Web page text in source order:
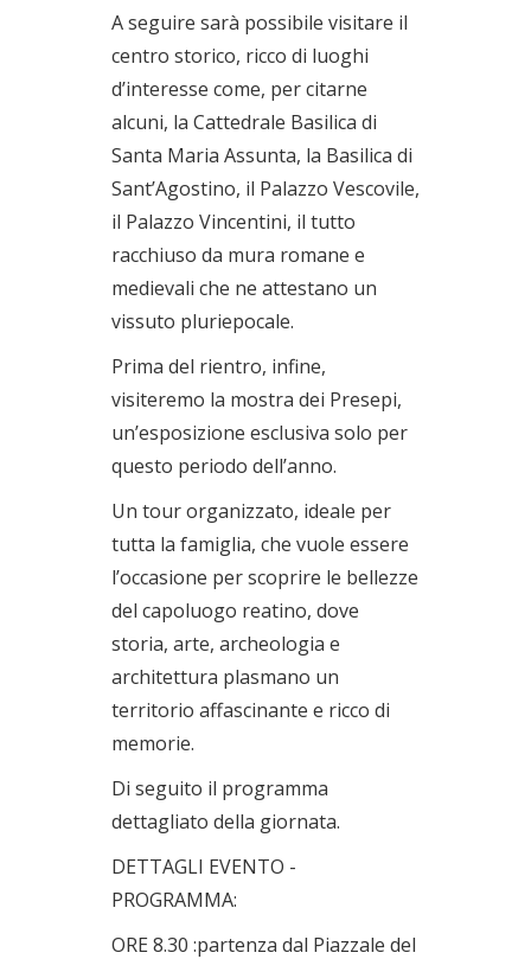
A seguire sarà possibile visitare il
centro storico, ricco di luoghi
d’interesse come, per citarne
alcuni, la Cattedrale Basilica di
Santa Maria Assunta, la Basilica di
Sant’Agostino, il Palazzo Vescovile,
il Palazzo Vincentini, il tutto
racchiuso da mura romane e
medievali che ne attestano un
vissuto pluriepocale.
Prima del rientro, infine,
visiteremo la mostra dei Presepi,
un’esposizione esclusiva solo per
questo periodo dell’anno.
Un tour organizzato, ideale per
tutta la famiglia, che vuole essere
l’occasione per scoprire le bellezze
del capoluogo reatino, dove
storia, arte, archeologia e
architettura plasmano un
territorio affascinante e ricco di
memorie.
Di seguito il programma
dettagliato della giornata.
DETTAGLI EVENTO -
PROGRAMMA:
ORE 8.30 :partenza dal Piazzale del